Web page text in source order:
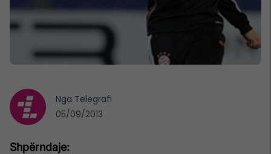
Nga Telegrafi
05/09/2013